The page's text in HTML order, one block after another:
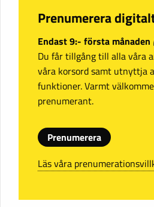
Prenumerera
Endast 9:- första månaden
Du får tillgång till alla våra
våra korsord samt utnyttja
funktioner. Varmt
prenumerant.
Prenumerera
Läs våra